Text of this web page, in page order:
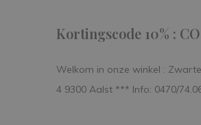
Kortingscode 10% :
Welkom in onze winkel :
4 9300 Aalst *** Info: 0470/